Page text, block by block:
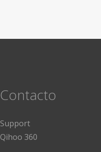
Contacto
Support
Qihoo 360